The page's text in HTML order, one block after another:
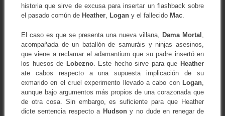
historia que sirve de excusa para insertar un flashback sobre
el pasado común de Heather, Logany el fallecido Mac.
El caso es que se presenta una nueva villana,Dama Mortal
acompañada de un batallón de samuráis y ninjas asesinos,
que viene a reclamar el adamantium que su padre insertó en
los huesos de Lobezno. Este hecho sirve para queHeather
ate cabos respecto a una supuesta implicación de su
exmarido en el cruel experimento llevado a cabo conLogan
aunque bajo argumentos más propios de una corazonada que
de otra cosa. Sin embargo, es suficiente para que Heather
dicte sentencia respecto a Hudsony no dude en renegar de